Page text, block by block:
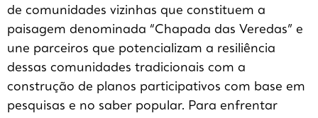
de comunidades vizinhas que constituem a
paisagem denominada “Chapada das Veredas” e
une parceiros que potencializam a resiliência
dessas comunidades tradicionais com a
construção de planos participativos com base em
pesquisas e no saber popular. Para enfrentar